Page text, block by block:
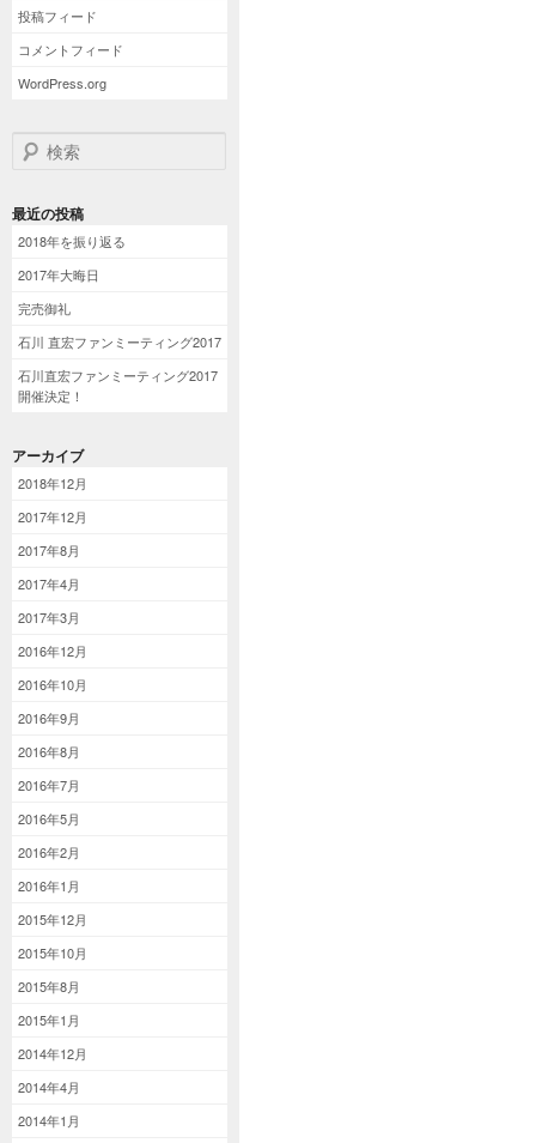
投稿フィード
コメントフィード
WordPress.org
検索
最近の投稿
2018年を振り返る
2017年大晦日
完売御礼
石川 直宏ファンミーティング2017
石川直宏ファンミーティング2017
開催決定！
アーカイブ
2018年12月
2017年12月
2017年8月
2017年4月
2017年3月
2016年12月
2016年10月
2016年9月
2016年8月
2016年7月
2016年5月
2016年2月
2016年1月
2015年12月
2015年10月
2015年8月
2015年1月
2014年12月
2014年4月
2014年1月